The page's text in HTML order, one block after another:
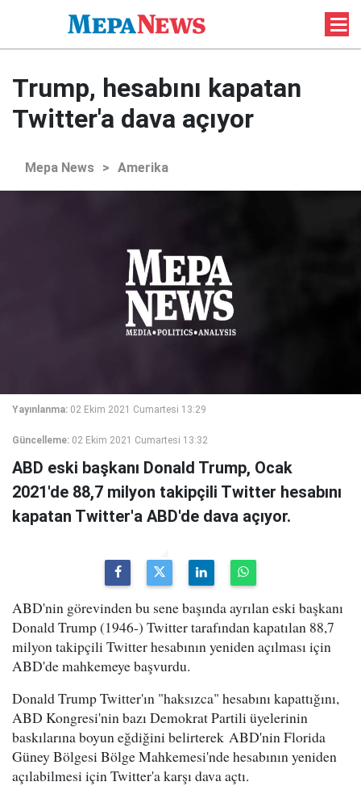
Trump, hesabını kapatan
Twitter'a dava açıyor
Mepa News > Amerika
Yayınlanma: 02 Ekim 2021 Cumartesi 13:29
Güncelleme: 02 Ekim 2021 Cumartesi 13:32
ABD eski başkanı Donald Trump, Ocak
2021'de 88,7 milyon takipçili Twitter hesabını
kapatan Twitter'a ABD'de dava açıyor.
ABD'nin görevinden bu sene başında ayrılan eski başkanı
Donald Trump (1946-) Twitter tarafından kapatılan 88,7
milyon takipçili Twitter hesabının yeniden açılması için
ABD'de mahkemeye başvurdu.
Donald Trump Twitter'ın "haksızca" hesabını kapattığını,
ABD Kongresi'nin bazı Demokrat Partili üyelerinin
baskılarına boyun eğdiğini belirterek ABD'nin Florida
Güney Bölgesi Bölge Mahkemesi'nde hesabının yeniden
açılabilmesi için Twitter'a karşı dava açtı.